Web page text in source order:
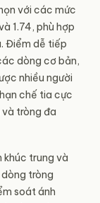
với các mức
1.74, phù hợp
Điểm dễ tiếp
dòng cơ bản,
nhiều người
chế tia cực
tròng đa
khúc trung và
tròng
soát ánh